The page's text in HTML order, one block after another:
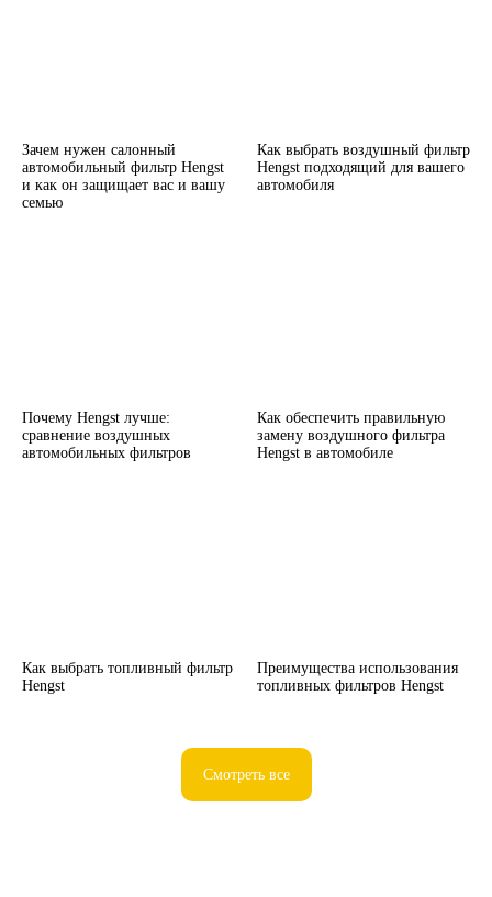
Зачем нужен салонный
автомобильный фильтр Hengst
и как он защищает вас и вашу
семью
Как выбрать воздушный фильтр
Hengst подходящий для вашего
автомобиля
Почему Hengst лучше:
сравнение воздушных
автомобильных фильтров
Как обеспечить правильную
замену воздушного фильтра
Hengst в автомобиле
Как выбрать топливный фильтр
Hengst
Преимущества использования
топливных фильтров Hengst
Смотреть все